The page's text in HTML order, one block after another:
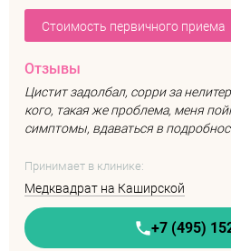
Стоимость первичного приема
Отзывы
Цистит задолбал, сорри за
кого, такая же проблема, меня
симптомы, вдаваться в
Принимает в клинике:
Медквадрат на Каширской
+7 (495)